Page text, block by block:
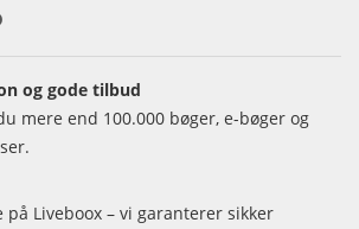
og gode tilbud
mere end 100.000 bøger, e-bøger og
Liveboox – vi garanterer sikker